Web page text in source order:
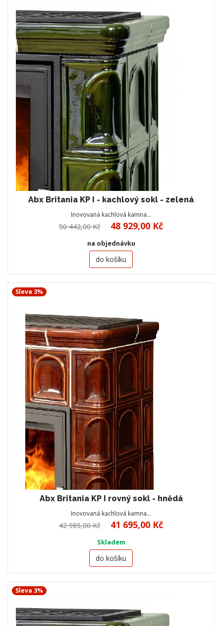
Abx Britania KP I - kachlový sokl - zelená
Inovovaná kachlová kamna…
50 442,00 Kč 48 929,00 Kč
na objednávku
do košíku
Sleva 3%
Abx Britania KP I rovný sokl - hnědá
Inovovaná kachlová kamna…
42 985,00 Kč 41 695,00 Kč
Skladem
do košíku
Sleva 3%